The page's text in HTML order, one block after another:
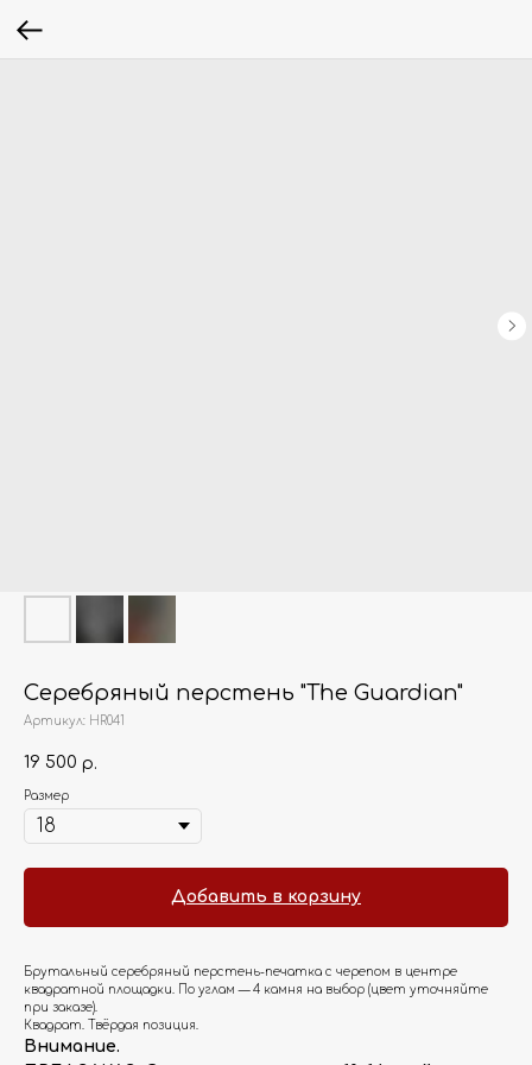
Cеребряный перстень "The Guardian"
Артикул: HR041
19 500 р.
Размер
Добавить в корзину
Брутальный серебряный перстень-печатка с черепом в центре
квадратной площадки. По углам — 4 камня на выбор (цвет уточняйте
при заказе).
Квадрат. Твёрдая позиция.
Внимание.